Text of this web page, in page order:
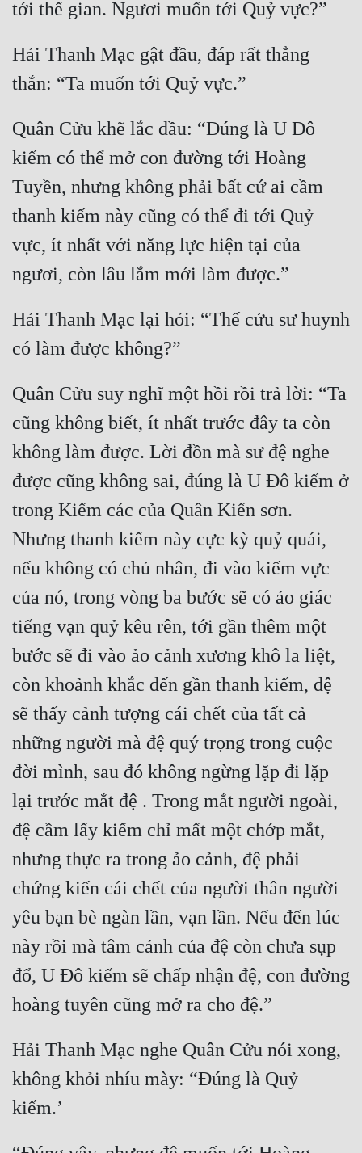
Huyền Nghi
Hài Hước
Học Đường
Khoa Huyễn Không Gian
Kiếm Hiệp
Làm Giàu
Lịch Sử
Mưu Mô
Mạt Thế
Mỹ Thực
Ngược
Nữ Cường
Nữ Phụ
Phong Thủy - Tâm Linh
Phương Tây
Phản Phái
Sủng
Thanh Xuân
Tiên Hiệp
Tiểu Thuyết
Trinh Thám
Triều Đấu
Trùng Sinh
Hải Thanh Mạc gật đầu, đáp rất thẳng
Quân Cửu khẽ lắc đầu: “Đúng là U Đô
kiếm có thể mở con đường tới Hoàng
Tuyền, nhưng không phải bất cứ ai cầm
thanh kiếm này cũng có thể đi tới Quỷ
vực, ít nhất với năng lực hiện tại của
Hải Thanh Mạc lại hỏi: “Thế cửu sư huynh
Quân Cửu suy nghĩ một hồi rồi trả lời: “Ta
cũng không biết, ít nhất trước đây ta còn
không làm được. Lời đồn mà sư đệ nghe
được cũng không sai, đúng là U Đô kiếm ở
trong Kiếm các của Quân Kiến sơn.
Nhưng thanh kiếm này cực kỳ quỷ quái,
nếu không có chủ nhân, đi vào kiếm vực
của nó, trong vòng ba bước sẽ có ảo giác
tiếng vạn quỷ kêu rên, tới gần thêm một
bước sẽ đi vào ảo cảnh xương khô la liệt,
còn khoảnh khắc đến gần thanh kiếm, đệ
sẽ thấy cảnh tượng cái chết của tất cả
những người mà đệ quý trọng trong cuộc
đời mình, sau đó không ngừng lặp đi lặp
lại trước mắt đệ . Trong mắt người ngoài,
đệ cầm lấy kiếm chỉ mất một chớp mắt,
nhưng thực ra trong ảo cảnh, đệ phải
chứng kiến cái chết của người thân người
yêu bạn bè ngàn lần, vạn lần. Nếu đến lúc
này rồi mà tâm cảnh của đệ còn chưa sụp
đổ, U Đô kiếm sẽ chấp nhận đệ, con đường
Hải Thanh Mạc nghe Quân Cửu nói xong,
không khỏi nhíu mày: “Đúng là Quỷ